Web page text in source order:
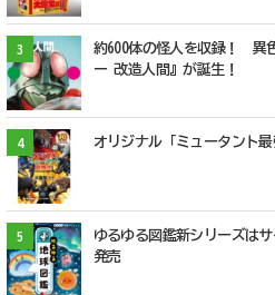
3
約600体の怪人を収録！ 異
ー 改造人間』が誕生！
4 オリジナル「ミュータント
5
ゆるゆる図鑑新シリーズは
発売